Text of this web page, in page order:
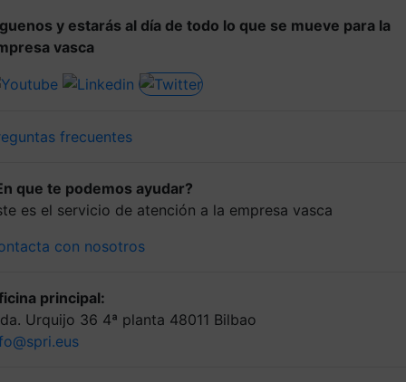
y estarás al día de todo lo que se mueve para la
vasca
frecuentes
que te podemos ayudar?
es el servicio de atención a la empresa vasca
con nosotros
principal:
Urquijo 36 4ª planta 48011 Bilbao